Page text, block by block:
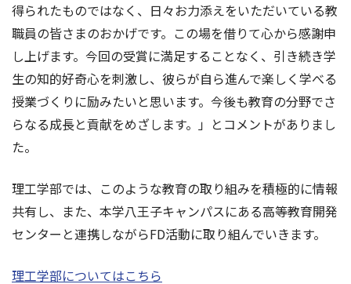
得られたものではなく、日々お力添えをいただいている教
職員の皆さまのおかげです。この場を借りて心から感謝申
し上げます。今回の受賞に満足することなく、引き続き学
生の知的好奇心を刺激し、彼らが自ら進んで楽しく学べる
授業づくりに励みたいと思います。今後も教育の分野でさ
らなる成長と貢献をめざします。」とコメントがありまし
た。
理工学部では、このような教育の取り組みを積極的に情報
共有し、また、本学八王子キャンパスにある高等教育開発
センターと連携しながらFD活動に取り組んでいきます。
理工学部についてはこちら